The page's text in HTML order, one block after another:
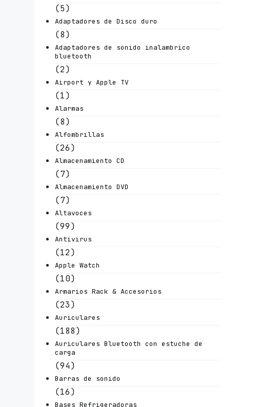
(5)
Adaptadores de Disco duro
(8)
Adaptadores de sonido inalambrico
bluetooth
(2)
Airport y Apple TV
(1)
Alarmas
(8)
Alfombrillas
(26)
Almacenamiento CD
(7)
Almacenamiento DVD
(7)
Altavoces
(99)
Antivirus
(12)
Apple Watch
(10)
Armarios Rack & Accesorios
(23)
Auriculares
(188)
Auriculares Bluetooth con estuche de
carga
(94)
Barras de sonido
(16)
Bases Refrigeradoras